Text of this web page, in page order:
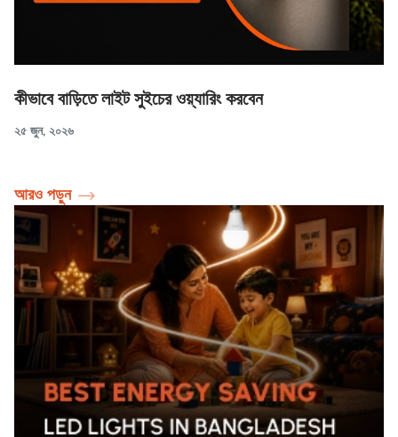
কীভাবে বাড়িতে লাইট সুইচের ওয়্যারিং করবেন
২৫ জুন, ২০২৬
আরও পড়ুন